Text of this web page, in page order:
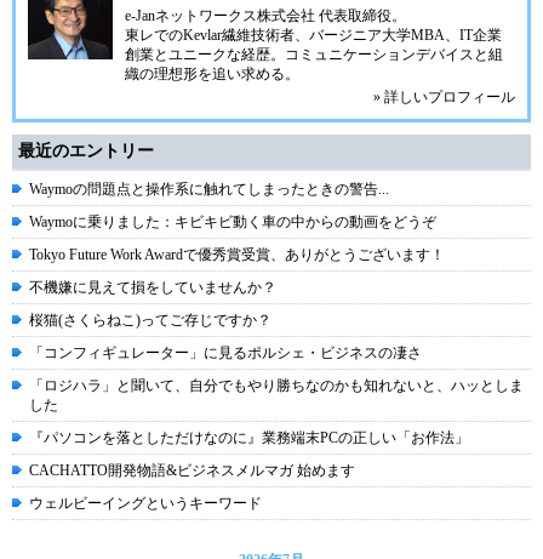
e-Janネットワークス株式会社 代表取締役。
東レでのKevlar繊維技術者、 バージニア大学MBA、IT企業
創業とユニークな経歴。 コミュニケーションデバイスと組
織の理想形を追い求める。
» 詳しいプロフィール
最近のエントリー
Waymoの問題点と操作系に触れてしまったときの警告...
Waymoに乗りました：キビキビ動く車の中からの動画をどうぞ
Tokyo Future Work Awardで優秀賞受賞、ありがとうございます！
不機嫌に見えて損をしていませんか？
桜猫(さくらねこ)ってご存じですか？
「コンフィギュレーター」に見るポルシェ・ビジネスの凄さ
「ロジハラ」と聞いて、自分でもやり勝ちなのかも知れないと、ハッとしま
した
『パソコンを落としただけなのに』業務端末PCの正しい「お作法」
CACHATTO開発物語&ビジネスメルマガ 始めます
ウェルビーイングというキーワード